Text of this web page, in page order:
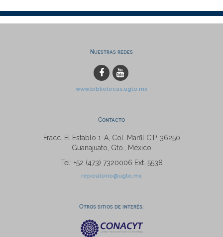
Nuestras redes
www.bibliotecas.ugto.mx
Contacto
Fracc. El Establo 1-A, Col. Marfil C.P. 36250
Guanajuato, Gto., México
Tel: +52 (473) 7320006 Ext. 5538
repositorio@ugto.mx
Otros sitios de interés: